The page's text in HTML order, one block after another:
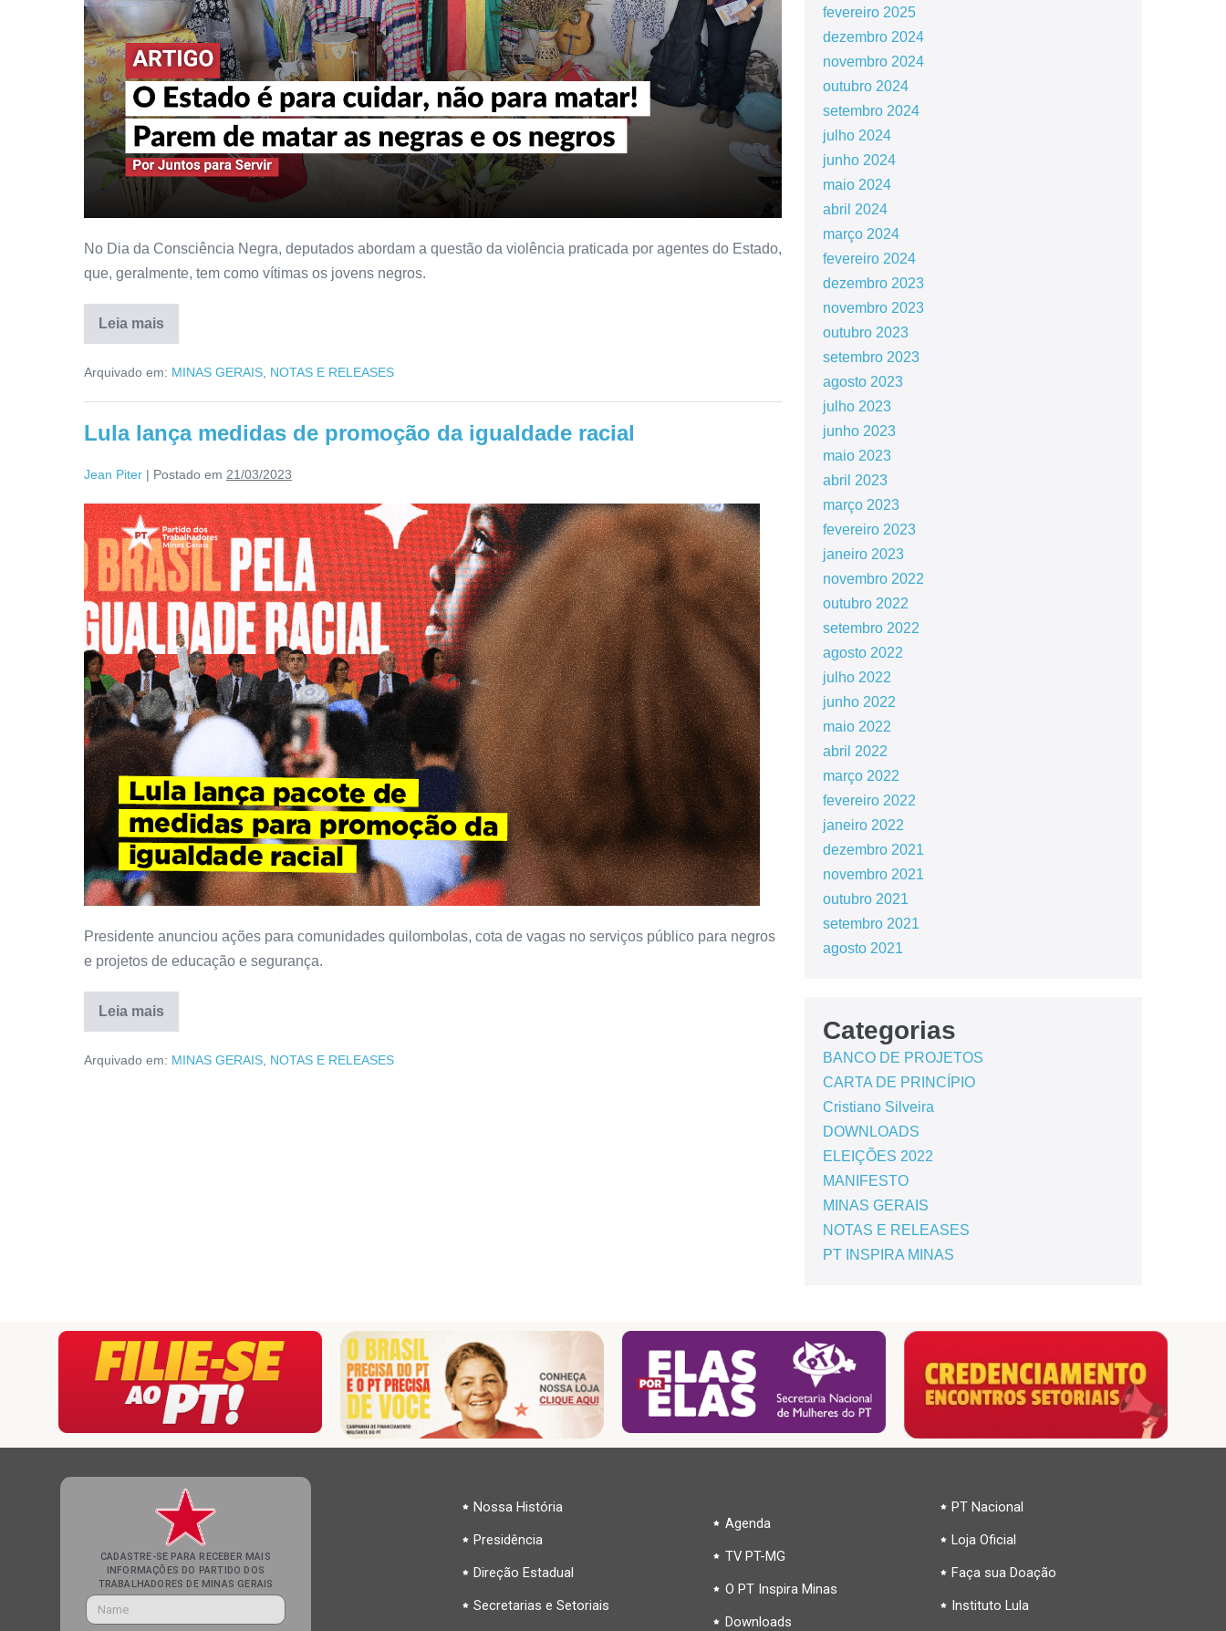
No Dia da Consciência Negra, deputados abordam a questão da violência praticada por agentes do Estado,
que, geralmente, tem como vítimas os jovens negros.
Leia mais
Arquivado em: MINAS GERAIS, NOTAS E RELEASES
Lula lança medidas de promoção da igualdade racial
Jean Piter | Postado em 21/03/2023
Presidente anunciou ações para comunidades quilombolas, cota de vagas no serviços público para negros
e projetos de educação e segurança.
Leia mais
Arquivado em: MINAS GERAIS, NOTAS E RELEASES
fevereiro 2025
dezembro 2024
novembro 2024
outubro 2024
setembro 2024
julho 2024
junho 2024
maio 2024
abril 2024
março 2024
fevereiro 2024
dezembro 2023
novembro 2023
outubro 2023
setembro 2023
agosto 2023
julho 2023
junho 2023
maio 2023
abril 2023
março 2023
fevereiro 2023
janeiro 2023
novembro 2022
outubro 2022
setembro 2022
agosto 2022
julho 2022
junho 2022
maio 2022
abril 2022
março 2022
fevereiro 2022
janeiro 2022
dezembro 2021
novembro 2021
outubro 2021
setembro 2021
agosto 2021
Categorias
BANCO DE PROJETOS
CARTA DE PRINCÍPIO
Cristiano Silveira
DOWNLOADS
ELEIÇÕES 2022
MANIFESTO
MINAS GERAIS
NOTAS E RELEASES
PT INSPIRA MINAS
CADASTRE-SE PARA RECEBER MAIS
INFORMAÇÕES DO PARTIDO DOS
TRABALHADORES DE MINAS GERAIS
Nossa História
Presidência
Direção Estadual
Secretarias e Setoriais
Agenda
TV PT-MG
O PT Inspira Minas
Downloads
PT Nacional
Loja Oficial
Faça sua Doação
Instituto Lula